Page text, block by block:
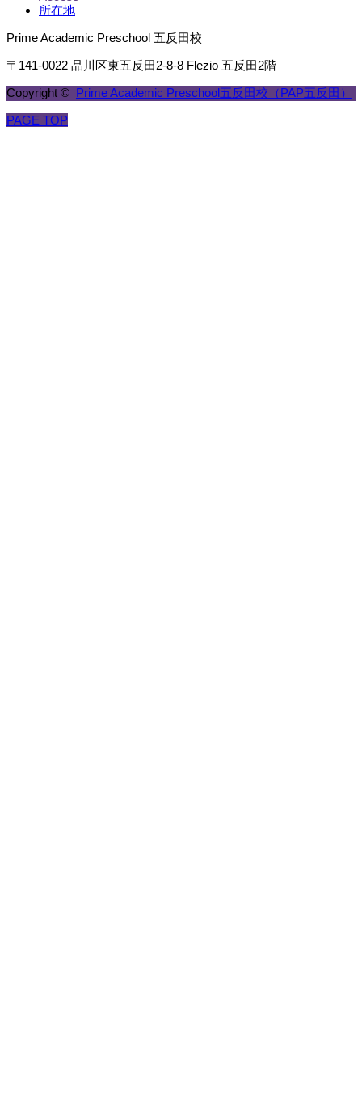
所在地
Prime Academic Preschool 五反田校
〒141-0022 品川区東五反田2-8-8 Flezio 五反田2階
Copyright © Prime Academic Preschool五反田校（PAP五反田）
PAGE TOP